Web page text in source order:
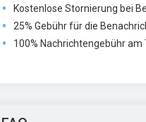
Kostenlose Stornierung bei
25% Gebühr für die
100% Nachrichtengebühr am